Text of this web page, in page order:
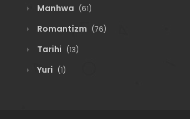
Manhwa (61)
Romantizm (76)
Tarihi (13)
Yuri (1)